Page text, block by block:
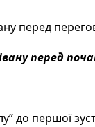
перед
перед
до першої